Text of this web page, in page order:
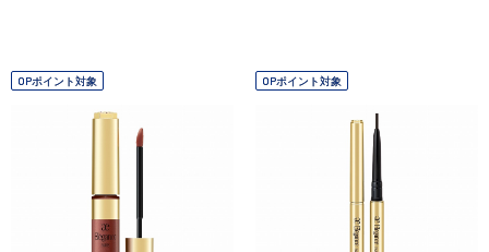
OPポイント対象 OPポイント対象